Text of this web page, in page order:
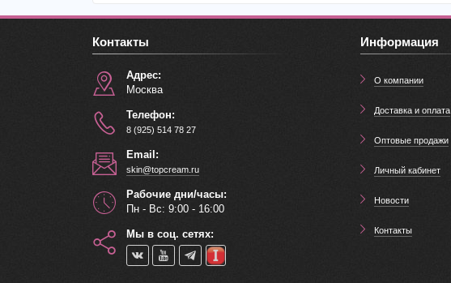
Контакты
Адрес:
Москва
Телефон:
8 (925) 514 78 27
Email:
skin@topcream.ru
Рабочие дни/часы:
Пн - Вс: 9:00 - 16:00
Мы в соц. сетях:
Информация
О компании
Доставка и оплата
Оптовые продажи
Личный кабинет
Новости
Контакты